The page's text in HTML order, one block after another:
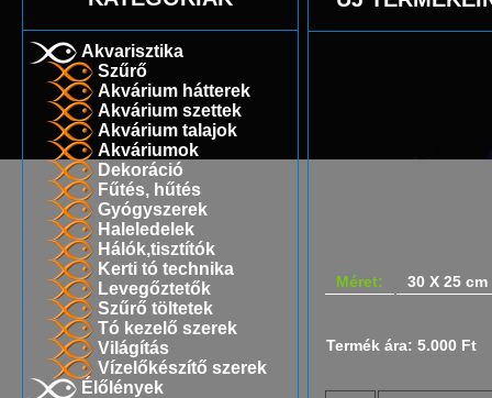
Akvarisztika
Szűrő
Akvárium hátterek
Akvárium szettek
Akvárium talajok
Akváriumok
Dekoráció
Fűtés, hűtés
Gyógyszerek
Haleledelek
Hálók,tisztítók
Kerti tó technika
Levegőztetők
Szűrő töltetek
Tó kezelő szerek
Világítás
Vízelőkészítő szerek
Élőlények
Méret: 30 X 25 cm
Termék ára: 5.000 Ft